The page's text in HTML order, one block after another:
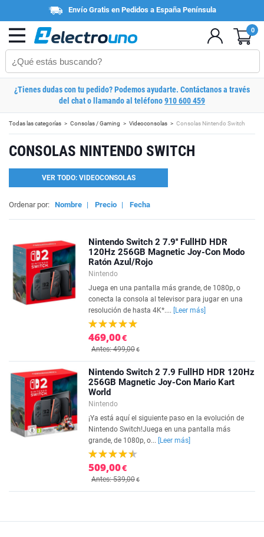
Envío Gratis en Pedidos a España Península
0
¿Tienes dudas con tu pedido? Podemos ayudarte. Contáctanos a través
del chat o llamando al teléfono910 600 459
Todas las categorías Consolas / Gaming Videoconsolas Consolas Nintendo Switch
CONSOLAS NINTENDO SWITCH
VER TODO: VIDEOCONSOLAS
Ordenar por: Nombre | Precio | Fecha
Nintendo Switch 2 7.9'' FullHD HDR
120Hz 256GB Magnetic Joy-Con Modo
Ratón Azul/Rojo
Nintendo
Juega en una pantalla más grande, de 1080p, o
conecta la consola al televisor para jugar en una
resolución de hasta 4K*....
[Leer más]
469,00€
Antes: 499,00€
Nintendo Switch 2 7.9 FullHD HDR 120Hz
256GB Magnetic Joy-Con Mario Kart
World
Nintendo
¡Ya está aquí el siguiente paso en la evolución de
Nintendo Switch!Juega en una pantalla más
grande, de 1080p, o...
[Leer más]
509,00€
Antes: 539,00€